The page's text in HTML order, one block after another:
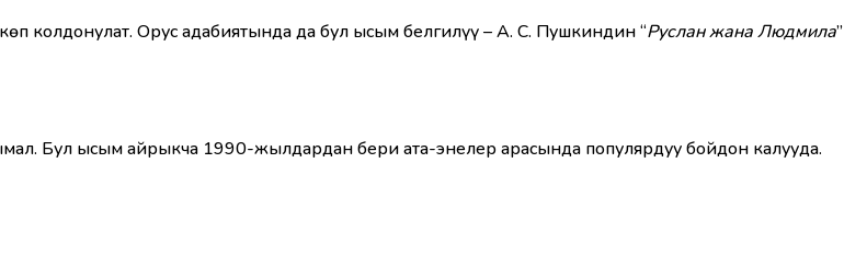
колдонулат. Орус адабиятында да бул ысым белгилүү – А. С. Пушкиндин “Руслан жана Людмила”
Бул ысым айрыкча 1990-жылдардан бери ата-энелер арасында популярдуу бойдон калууда.